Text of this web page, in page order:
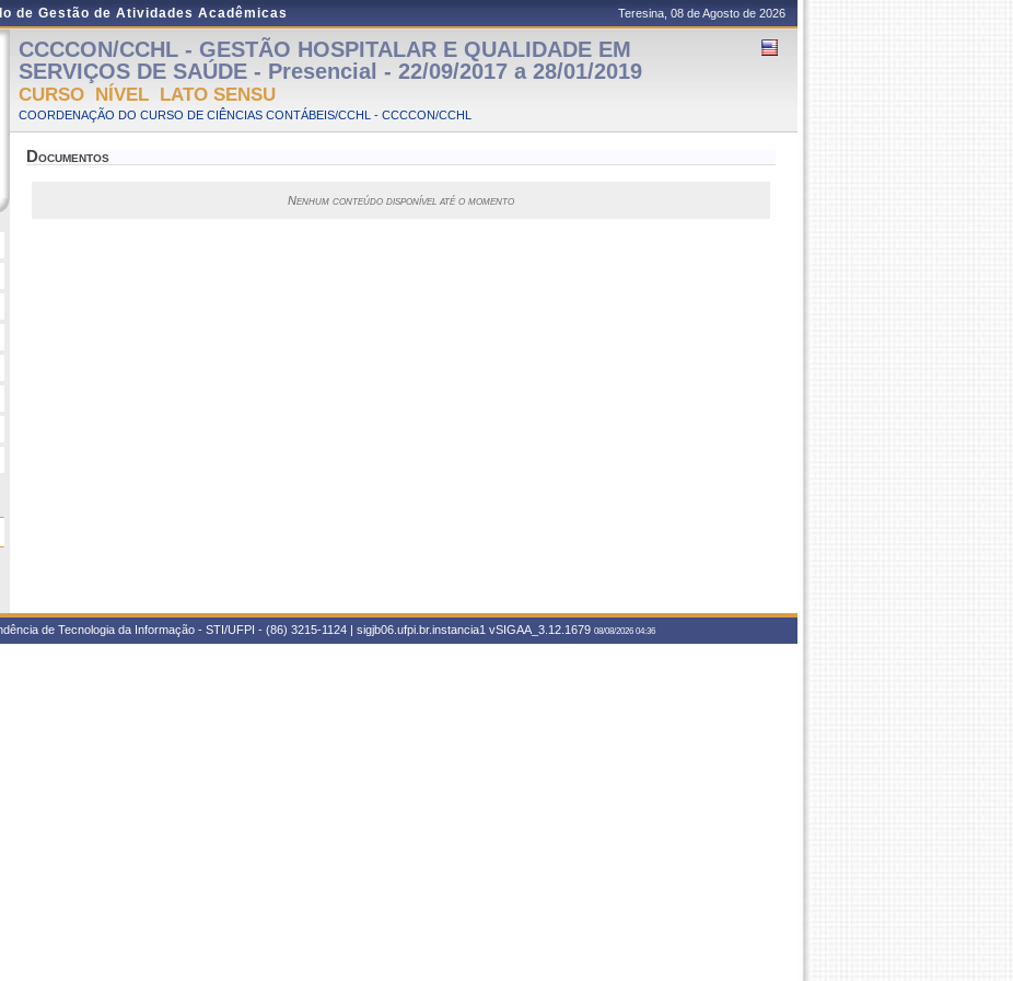
de Gestão de Atividades Acadêmicas Teresina, 08 de Agosto de 2026
CCCCON/CCHL - GESTÃO HOSPITALAR E QUALIDADE EM
SERVIÇOS DE SAÚDE - Presencial - 22/09/2017 a 28/01/2019
CURSO NÍVEL LATO SENSU
COORDENAÇÃO DO CURSO DE CIÊNCIAS CONTÁBEIS/CCHL - CCCCON/CCHL
Documentos
Nenhum conteúdo disponível até o momento
de Tecnologia da Informação - STI/UFPI - (86) 3215-1124 | sigjb06.ufpi.br.instancia1 vSIGAA_3.12.1679 08/08/2026 04:36